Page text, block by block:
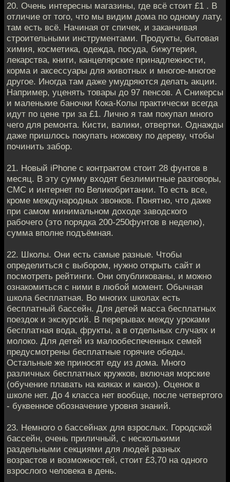
20. Очень интересны магазины, где всё стоит £1 . В
отличие от того, что мы видим дома по одному лату,
там есть всё. Начиная от спичек, и заканчивая
строительными инструментами. Продукты, бытовая
химия, косметика, одежда, посуда, бижутерия,
лекарства, книги, канцелярские принадлежности,
корма и аксессуары для животных и многое-многое
другое. Иногда там даже умудряются делать акции.
Например, уценять товары до 97 пенсов. А Сникерсы
и маленькие баночки Кока-Колы практически всегда
идут по цене три за £1. Лично я там покупал много
чего для ремонта. Кисти, валики, отвертки. Однажды
даже пришлось покупать ножовку по дереву, чтобы
починить забор.
21. Новый iPhone с контрактом стоит 28 фунтов в
месяц. В эту сумму входят безлимитные разговоры,
СМС и интернет по Великобритании. То есть все,
кроме международных звонков. Понятно, что даже
при самом минимальном доходе заводского
рабочего (это порядка 200-250фунтов в неделю),
сумма вполне подъёмная.
22. Школы. Они есть самые разные. Чтобы
определиться с выбором, нужно открыть сайт и
посмотреть рейтинги. Они опубликованы, и можно
ознакомиться с ними в любой момент. Обычная
школа бесплатная. Во многих школах есть
бесплатный бассейн. Для детей масса бесплатных
поездок и экскурсий. В перерывах между уроками
бесплатная вода, фрукты, а в отдельных случаях и
молоко. Для детей из малообеспеченных семей
предусмотрены бесплатные горячие обеды.
Остальные же приносят еду из дома. Много
различных бесплатных кружков, включая морские
(обучение плавать на каяках и каноэ). Оценок в
школе нет. До 4 класса нет вообще, после четвертого
- буквенное обозначение уровня знаний.
23. Немного о бассейнах для взрослых. Городской
бассейн, очень приличный, с несколькими
раздельными секциями для людей разных
возрастов и возможностей, стоит £3,70 на одного
взрослого человека в день.